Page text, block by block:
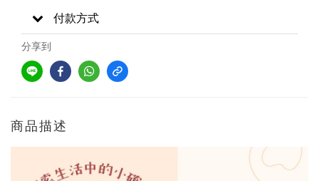
付款方式
分享到
商品描述